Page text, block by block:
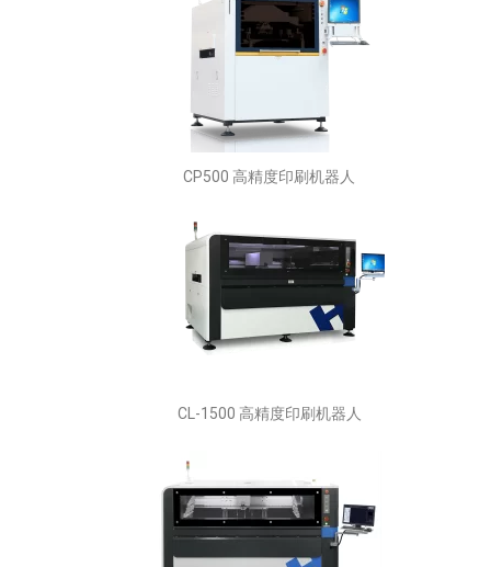
CP500 高精度印刷机器人
CL-1500 高精度印刷机器人